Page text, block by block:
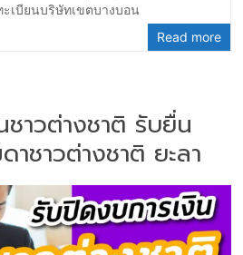
ะเบียนบริษัทเขตบางบอน
Read more
าวต่างชาติ รับยื่น
ชาวต่างชาติ ยะลา